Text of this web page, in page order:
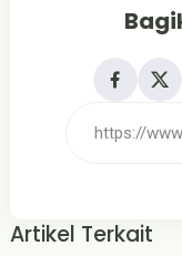
Artikel Terkait